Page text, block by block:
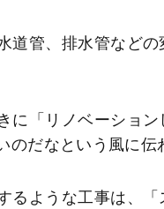
道管、排水管など
に「リノベーショ
だなという風に伝
るような工事は、